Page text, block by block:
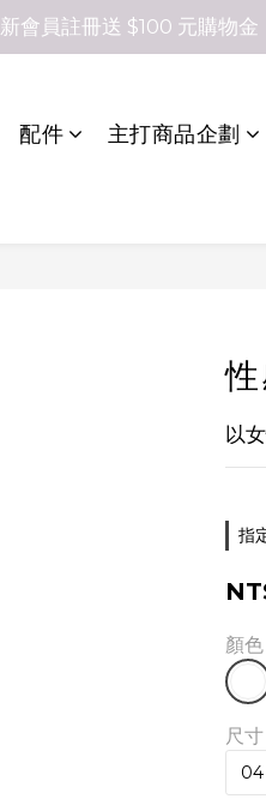
新會員註冊送 $100 元購物金
配件 主打商品企劃
以
指
顏色
尺寸